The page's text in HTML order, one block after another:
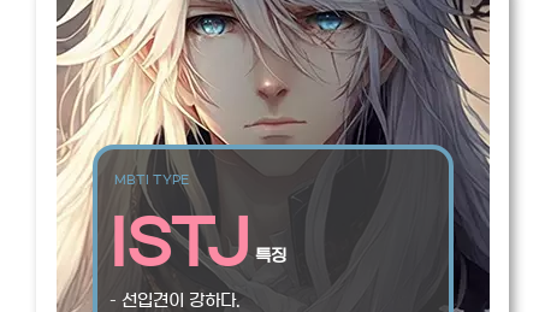
MBTI TYPE
ISTJ 특징
– 선입견이 강하다.